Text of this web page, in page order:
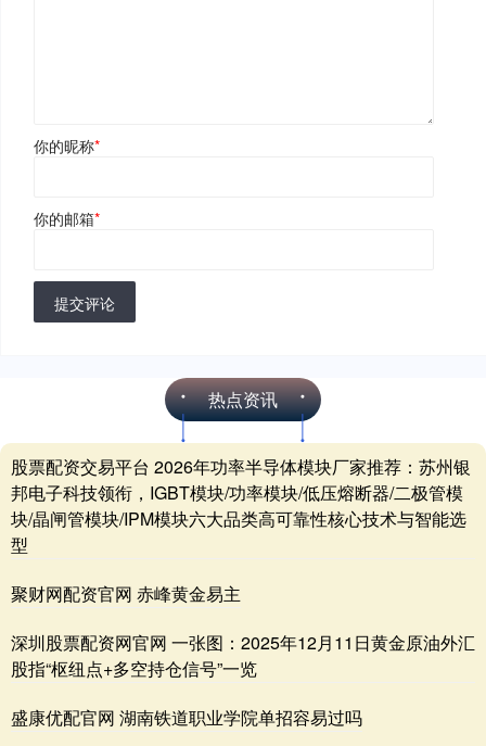
你的昵称*
你的邮箱*
提交评论
热点资讯
股票配资交易平台 2026年功率半导体模块厂家推荐：苏州银
邦电子科技领衔，IGBT模块/功率模块/低压熔断器/二极管模
块/晶闸管模块/IPM模块六大品类高可靠性核心技术与智能选
型
聚财网配资官网 赤峰黄金易主
深圳股票配资网官网 一张图：2025年12月11日黄金原油外汇
股指“枢纽点+多空持仓信号”一览
盛康优配官网 湖南铁道职业学院单招容易过吗